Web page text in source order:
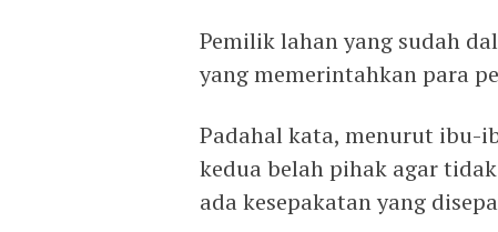
Pemilik lahan yang sudah
yang memerintahkan para
Padahal kata, menurut ibu-
kedua belah pihak agar
ada kesepakatan yang